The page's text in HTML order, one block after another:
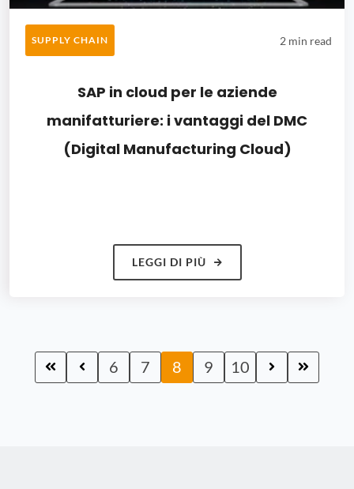
SUPPLY CHAIN 2 min read
SAP in cloud per le aziende
manifatturiere: i vantaggi del DMC
(Digital Manufacturing Cloud)
LEGGI DI PIÙ
6 7 8 9 10